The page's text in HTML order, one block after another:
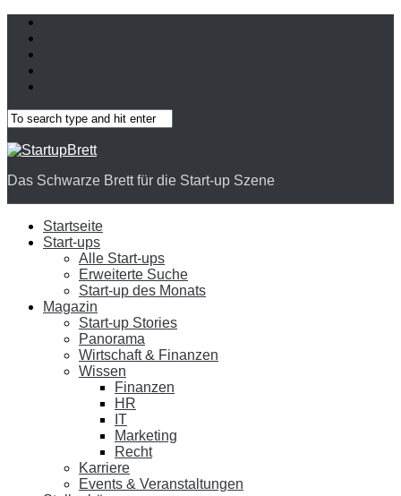
Das Schwarze Brett für die Start-up Szene
Startseite
Start-ups
Alle Start-ups
Erweiterte Suche
Start-up des Monats
Magazin
Start-up Stories
Panorama
Wirtschaft & Finanzen
Wissen
Finanzen
HR
IT
Marketing
Recht
Karriere
Events & Veranstaltungen